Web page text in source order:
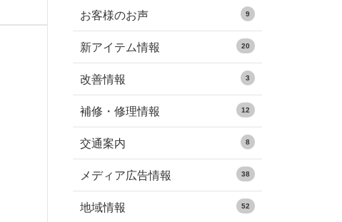
お客様のお声 9
新アイテム情報 20
改善情報 3
補修・修理情報 12
交通案内 8
メディア広告情報 38
地域情報 52